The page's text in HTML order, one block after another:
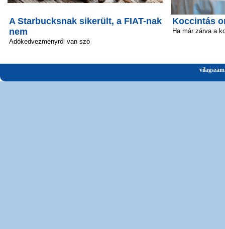
A Starbucksnak sikerült, a FIAT-nak
nem
Adókedvezményről van szó
Koccintás
Ha már zárva a